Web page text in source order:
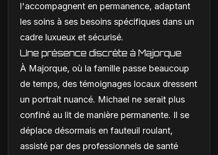
l'accompagnent en permanence, adaptant
les soins à ses besoins spécifiques dans un
cadre luxueux et sécurisé.
Une présence discrète à Majorque
À Majorque, où la famille passe beaucoup
de temps, des témoignages locaux dressent
un portrait nuancé. Michael ne serait plus
confiné au lit de manière permanente. Il se
déplace désormais en fauteuil roulant,
assisté par des professionnels de santé